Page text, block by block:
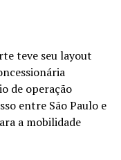
teve seu layout
de operação
entre São Paulo e
a mobilidade